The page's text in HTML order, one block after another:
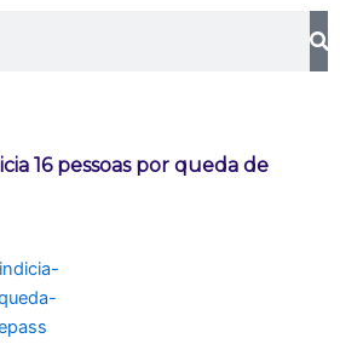
16 pessoas por queda de